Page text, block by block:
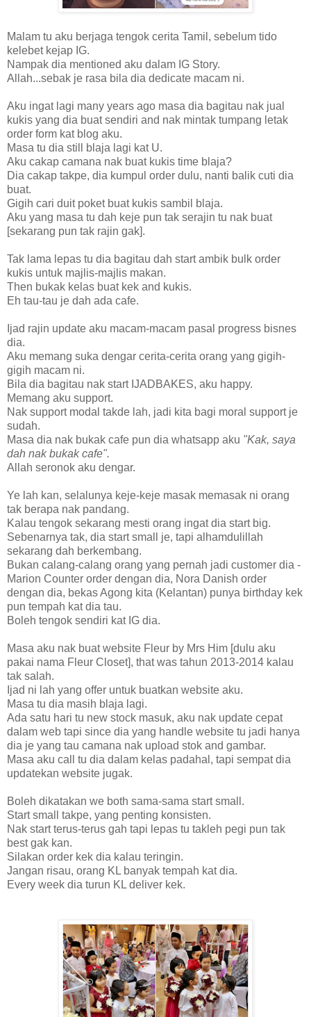
Malam tu aku berjaga tengok cerita Tamil, sebelum tido
kelebet kejap IG.
Nampak dia mentioned aku dalam IG Story.
Allah...sebak je rasa bila dia dedicate macam ni.
Aku ingat lagi many years ago masa dia bagitau nak jual
kukis yang dia buat sendiri and nak mintak tumpang letak
order form kat blog aku.
Masa tu dia still blaja lagi kat U.
Aku cakap camana nak buat kukis time blaja?
Dia cakap takpe, dia kumpul order dulu, nanti balik cuti dia
buat.
Gigih cari duit poket buat kukis sambil blaja.
Aku yang masa tu dah keje pun tak serajin tu nak buat
[sekarang pun tak rajin gak].
Tak lama lepas tu dia bagitau dah start ambik bulk order
kukis untuk majlis-majlis makan.
Then bukak kelas buat kek and kukis.
Eh tau-tau je dah ada cafe.
Ijad rajin update aku macam-macam pasal progress bisnes
dia.
Aku memang suka dengar cerita-cerita orang yang gigih-
gigih macam ni.
Bila dia bagitau nak start IJADBAKES, aku happy.
Memang aku support.
Nak support modal takde lah, jadi kita bagi moral support je
sudah.
Masa dia nak bukak cafe pun dia whatsapp aku "Kak, saya
dah nak bukak cafe".
Allah seronok aku dengar.
Ye lah kan, selalunya keje-keje masak memasak ni orang
tak berapa nak pandang.
Kalau tengok sekarang mesti orang ingat dia start big.
Sebenarnya tak, dia start small je, tapi alhamdulillah
sekarang dah berkembang.
Bukan calang-calang orang yang pernah jadi customer dia -
Marion Counter order dengan dia, Nora Danish order
dengan dia, bekas Agong kita (Kelantan) punya birthday kek
pun tempah kat dia tau.
Boleh tengok sendiri kat IG dia.
Masa aku nak buat website Fleur by Mrs Him [dulu aku
pakai nama Fleur Closet], that was tahun 2013-2014 kalau
tak salah.
Ijad ni lah yang offer untuk buatkan website aku.
Masa tu dia masih blaja lagi.
Ada satu hari tu new stock masuk, aku nak update cepat
dalam web tapi since dia yang handle website tu jadi hanya
dia je yang tau camana nak upload stok and gambar.
Masa aku call tu dia dalam kelas padahal, tapi sempat dia
updatekan website jugak.
Boleh dikatakan we both sama-sama start small.
Start small takpe, yang penting konsisten.
Nak start terus-terus gah tapi lepas tu takleh pegi pun tak
best gak kan.
Silakan order kek dia kalau teringin.
Jangan risau, orang KL banyak tempah kat dia.
Every week dia turun KL deliver kek.